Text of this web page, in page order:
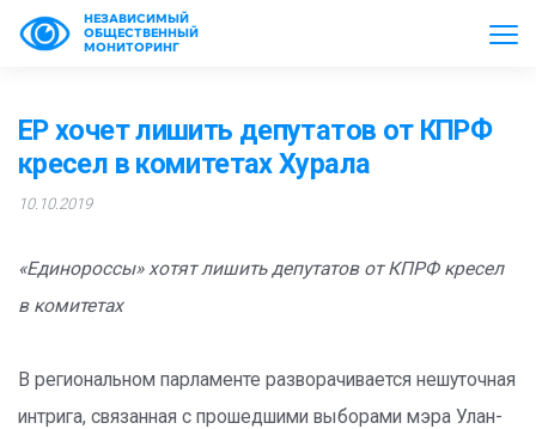
НЕЗАВИСИМЫЙ
ОБЩЕСТВЕННЫЙ
МОНИТОРИНГ
ЕР хочет лишить депутатов от КПРФ
кресел в комитетах Хурала
10.10.2019
«Единороссы» хотят лишить депутатов от КПРФ кресел
в комитетах
В региональном парламенте разворачивается нешуточная
интрига, связанная с прошедшими выборами мэра Улан-